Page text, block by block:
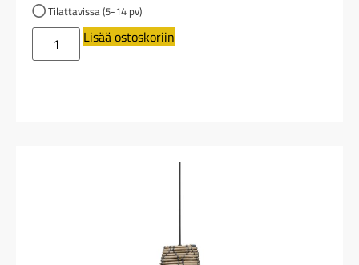
Tilattavissa (5-14 pv)
Lisää ostoskoriin